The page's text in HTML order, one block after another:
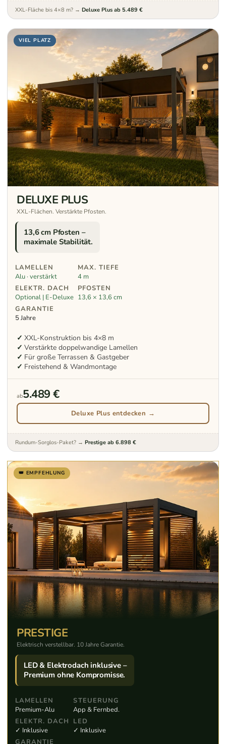
XXL-Fläche bis 4×8 m? → Deluxe Plus ab 5.489 €
VIEL PLATZ
DELUXE PLUS
XXL-Flächen. Verstärkte Pfosten.
13,6 cm Pfosten –
maximale Stabilität.
LAMELLEN
Alu · verstärkt
MAX. TIEFE
4 m
ELEKTR. DACH
Optional | E-Deluxe
PFOSTEN
13,6 × 13,6 cm
GARANTIE
5 Jahre
XXL-Konstruktion bis 4×8 m
Verstärkte doppelwandige Lamellen
Für große Terrassen & Gastgeber
Freistehend & Wandmontage
ab5.489 €
Deluxe Plus entdecken →
Rundum-Sorglos-Paket? → Prestige ab 6.898 €
👑 EMPFEHLUNG
PRESTIGE
Elektrisch verstellbar. 10 Jahre Garantie.
LED & Elektrodach inklusive –
Premium ohne Kompromisse.
LAMELLEN
Premium-Alu
STEUERUNG
App & Fernbed.
ELEKTR. DACH
✓ Inklusive
LED
✓ Inklusive
GARANTIE